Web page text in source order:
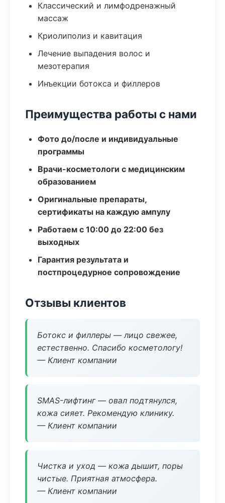
Классический и лимфодренажный
массаж
Криолиполиз и кавитация
Лечение выпадения волос и
мезотерапия
Инъекции ботокса и филлеров
Преимущества работы с нами
Фото до/после и индивидуальные
программы
Врачи-косметологи с медицинским
образованием
Оригинальные препараты,
сертификаты на каждую ампулу
Работаем с 10:00 до 22:00 без
выходных
Гарантия результата и
постпроцедурное сопровождение
Отзывы клиентов
Ботокс и филлеры — лицо свежее,
естественно. Спасибо косметологу!
— Клиент компании
SMAS-лифтинг — овал подтянулся,
кожа сияет. Рекомендую клинику.
— Клиент компании
Чистка и уход — кожа дышит, поры
чистые. Приятная атмосфера.
— Клиент компании